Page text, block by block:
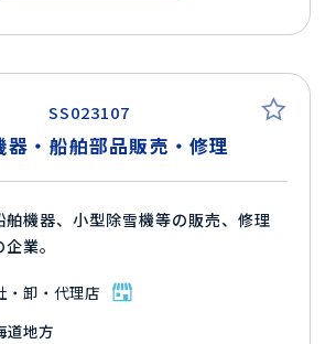
SS023107
器・船舶部品販売・修理
舶機器、小型除雪機等の販売、修理
業。
・卸・代理店
道地方